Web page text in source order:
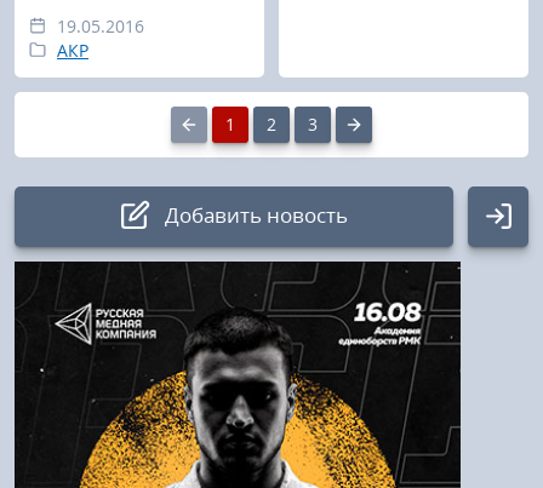
19.05.2016
АКР
1 2 3
Добавить новость
Авторизация
Логин:
Пароль